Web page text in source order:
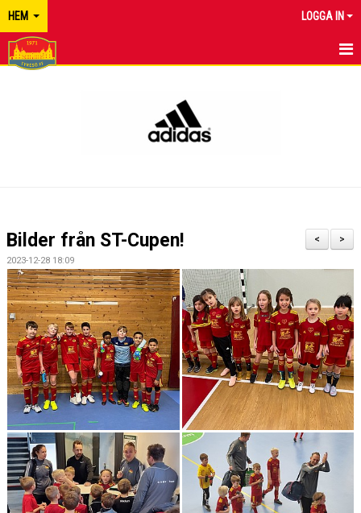
HEM LOGGA IN
>
<
Bilder från ST-Cupen!
2023-12-28 18:09